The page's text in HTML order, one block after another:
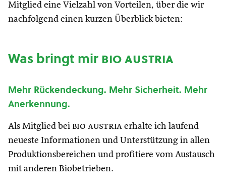
Mitglied eine Vielzahl von Vorteilen, über die wir
nachfolgend einen kurzen Überblick bieten:
Was bringt mirbio austria
Mehr Rückendeckung. Mehr Sicherheit. Mehr
Anerkennung.
Als Mitglied bei bio austria erhalte ich laufend
neueste Informationen und Unterstützung in allen
Produktionsbereichen und profitiere vom Austausch
mit anderen Biobetrieben.